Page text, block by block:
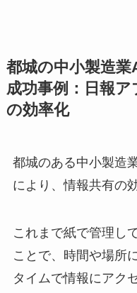
都城の中小製造
成功事例：日報
の効率化
都城のある中小製造
により、情報共有の
これまで紙で管理し
ことで、時間や場所
タイムで情報にアク